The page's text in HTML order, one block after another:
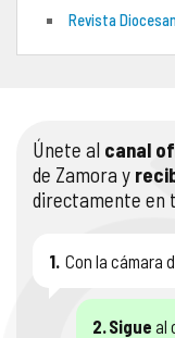
Revista
Únete al canal
de Zamora y
directamente en
1. Con la cámara
2.Sigue al
PORTAL DE
RENDICIÓN
PREGUNTAS
APOSTOLADO
VIDA CONSAGRADA
AUDIOS